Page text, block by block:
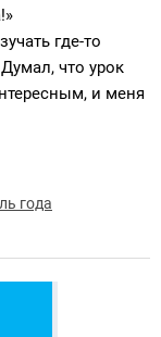
где-то
что урок
и меня
года